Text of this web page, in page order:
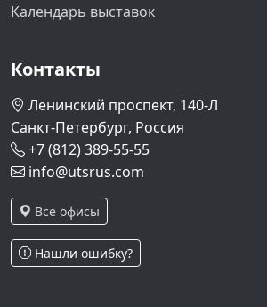
Календарь выставок
Контакты
Ленинский проспект, 140-Л
Санкт-Петербург, Россия
+7 (812) 389-55-55
info@utsrus.com
Все офисы
Нашли ошибку?